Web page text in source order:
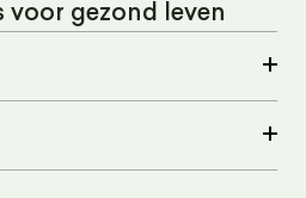
voor gezond leven